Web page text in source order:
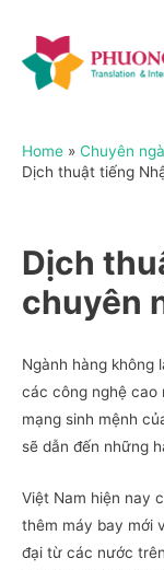
Home
Chuyên
Dịch thuật tiếng
Dịch
chuyên
Ngành hàng không
các công nghệ cao
mạng sinh mệnh
sẽ dẫn đến những
Việt Nam hiện nay
thêm máy bay mới
đại từ các nước